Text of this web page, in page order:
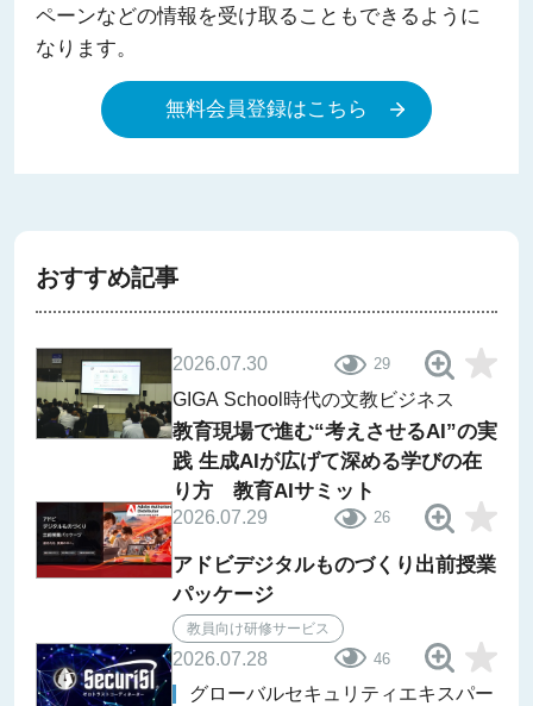
ペーンなどの情報を受け取ることもできるように
なります。
無料会員登録はこちら
おすすめ記事
2026.07.30 29
GIGA School時代の文教ビジネス
教育現場で進む“考えさせるAI”の実
践 生成AIが広げて深める学びの在
り方 教育AIサミット
2026.07.29 26
教員向け研修サービス
アドビデジタルものづくり出前授業
パッケージ
2026.07.28 46
グローバルセキュリティエキスパー